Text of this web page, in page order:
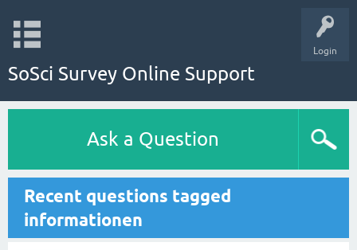
Login
SoSci Survey Online Support
Ask a Question
Recent questions tagged
informationen